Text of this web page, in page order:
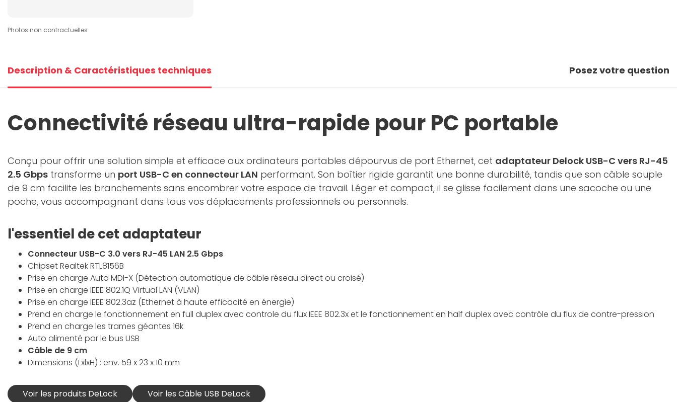
Photos non contractuelles
Description & Caractéristiques techniques Posez votre question
Connectivité réseau ultra-rapide pour PC portable
Conçu pour offrir une solution simple et efficace aux ordinateurs portables dépourvus de port Ethernet, cet adaptateur Delock USB-C vers RJ-45
2.5 Gbps transforme un port USB-C en connecteur LAN performant. Son boîtier rigide garantit une bonne durabilité, tandis que son câble souple
de 9 cm facilite les branchements sans encombrer votre espace de travail. Léger et compact, il se glisse facilement dans une sacoche ou une
poche, vous accompagnant dans tous vos déplacements professionnels ou personnels.
l'essentiel de cet adaptateur
Connecteur USB-C 3.0 vers RJ-45 LAN 2.5 Gbps
Chipset Realtek RTL8156B
Prise en charge Auto MDI-X (Détection automatique de câble réseau direct ou croisé)
Prise en charge IEEE 802.1Q Virtual LAN (VLAN)
Prise en charge IEEE 802.3az (Ethernet à haute efficacité en énergie)
Prend en charge le fonctionnement en full duplex avec controle du flux IEEE 802.3x et le fonctionnement en half duplex avec contrôle du flux de contre-pression
Prend en charge les trames géantes 16k
Auto alimenté par le bus USB
Câble de 9 cm
Dimensions (LxlxH) : env. 59 x 23 x 10 mm
Voir les produits DeLock Voir les Câble USB DeLock